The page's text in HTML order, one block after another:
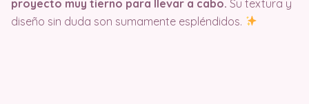
proyecto muy tierno para llevar a cabo. Su textura y
diseño sin duda son sumamente espléndidos.